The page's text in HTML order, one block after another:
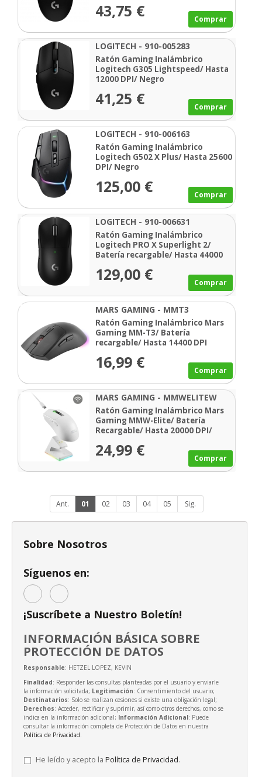
43,75 € Comprar
LOGITECH - 910-005283
Ratón Gaming Inalámbrico
Logitech G305 Lightspeed/ Hasta
12000 DPI/ Negro
41,25 € Comprar
LOGITECH - 910-006163
Ratón Gaming Inalámbrico
Logitech G502 X Plus/ Hasta 25600
DPI/ Negro
125,00 € Comprar
LOGITECH - 910-006631
Ratón Gaming Inalámbrico
Logitech PRO X Superlight 2/
Batería recargable/ Hasta 44000
129,00 € Comprar
MARS GAMING - MMT3
Ratón Gaming Inalámbrico Mars
Gaming MM-T3/ Batería
recargable/ Hasta 14400 DPI
16,99 € Comprar
MARS GAMING - MMWELITEW
Ratón Gaming Inalámbrico Mars
Gaming MMW-Elite/ Batería
Recargable/ Hasta 20000 DPI/
24,99 € Comprar
Ant. 01 02 03 04 05 Sig.
Sobre Nosotros
Síguenos en:
¡Suscríbete a Nuestro Boletín!
INFORMACIÓN BÁSICA SOBRE
PROTECCIÓN DE DATOS
Responsable: HETZEL LOPEZ, KEVIN
Finalidad: Responder las consultas planteadas por el usuario y enviarle
la información solicitada; Legitimación: Consentimiento del usuario;
Destinatarios: Solo se realizan cesiones si existe una obligación legal;
Derechos: Acceder, rectificar y suprimir, así como otros derechos, como se
indica en la información adicional; Información Adicional: Puede
consultar la información completa de Protección de Datos en nuestra
Política de Privacidad.
He leído y acepto la Política de Privacidad.